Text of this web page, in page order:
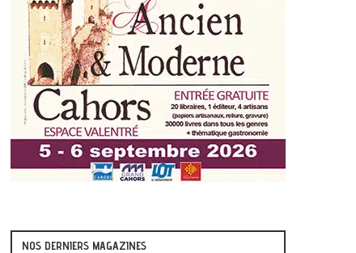
NOS DERNIERS MAGAZINES